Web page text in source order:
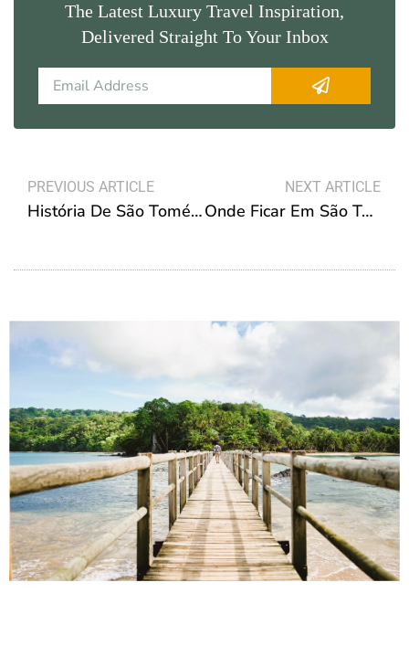
The Latest Luxury Travel Inspiration,
Delivered Straight To Your Inbox
Submit
Prev
PREVIOUS ARTICLE
História De São Tomé E Príncipe: Uma Jornada Fascinante
NEXT ARTICLE
Onde Ficar Em São Tomé?